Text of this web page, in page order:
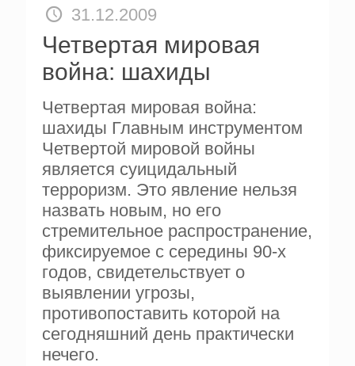
31.12.2009
Четвертая мировая
война: шахиды
Четвертая мировая война:
шахиды Главным инструментом
Четвертой мировой войны
является суицидальный
терроризм. Это явление нельзя
назвать новым, но его
стремительное распространение,
фиксируемое с середины 90-х
годов, свидетельствует о
выявлении угрозы,
противопоставить которой на
сегодняшний день практически
нечего.